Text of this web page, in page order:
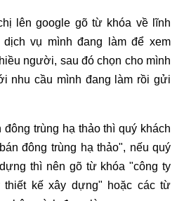
lên google gõ từ khóa về lĩnh
vụ mình đang làm để xem
người, sau đó chọn cho mình
nhu cầu mình đang làm rồi gửi
trùng hạ thảo thì quý khách
đông trùng hạ thảo", nếu quý
thì nên gõ từ khóa "công ty
thiết kế xây dựng" hoặc các từ